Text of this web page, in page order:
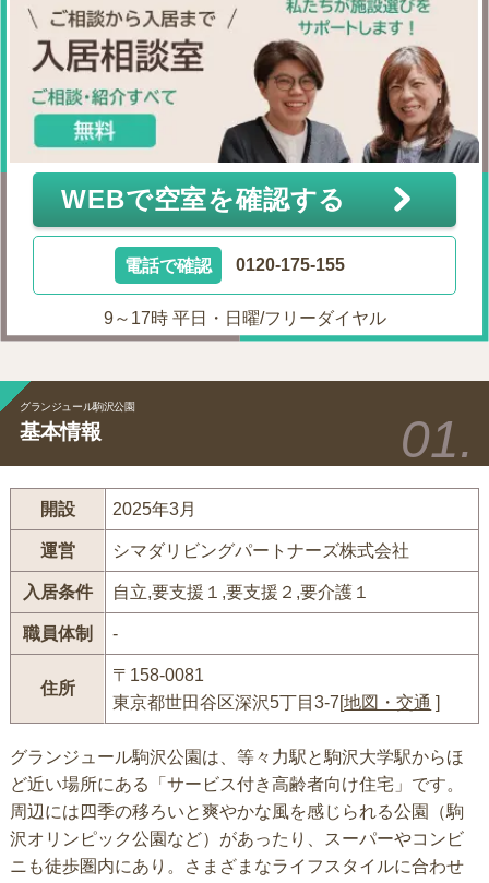
WEBで空室を確認する
電話で確認 0120-175-155
9～17時 平日・日曜/フリーダイヤル
グランジュール駒沢公園
基本情報
開設 2025年3月
運営 シマダリビングパートナーズ株式会社
入居条件 自立,要支援１,要支援２,要介護１
職員体制 -
住所
〒158-0081
東京都世田谷区深沢5丁目3-7[地図・交通 ]
グランジュール駒沢公園は、等々力駅と駒沢大学駅からほ
ど近い場所にある「サービス付き高齢者向け住宅」です。
周辺には四季の移ろいと爽やかな風を感じられる公園（駒
沢オリンピック公園など）があったり、スーパーやコンビ
ニも徒歩圏内にあり。さまざまなライフスタイルに合わせ